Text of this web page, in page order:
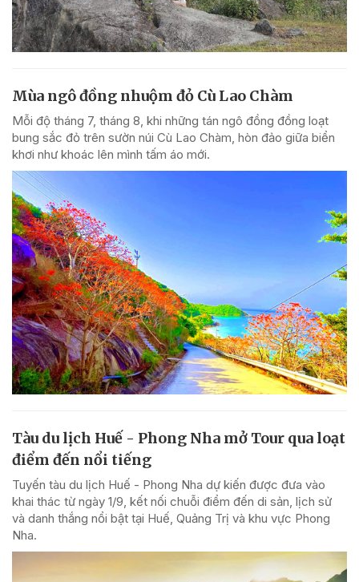
Mùa ngô đồng nhuộm đỏ Cù Lao Chàm
Mỗi độ tháng 7, tháng 8, khi những tán ngô đồng đồng loạt
bung sắc đỏ trên sườn núi Cù Lao Chàm, hòn đảo giữa biển
khơi như khoác lên mình tấm áo mới.
Tàu du lịch Huế - Phong Nha mở Tour qua loạt
điểm đến nổi tiếng
Tuyến tàu du lịch Huế - Phong Nha dự kiến được đưa vào
khai thác từ ngày 1/9, kết nối chuỗi điểm đến di sản, lịch sử
và danh thắng nổi bật tại Huế, Quảng Trị và khu vực Phong
Nha.